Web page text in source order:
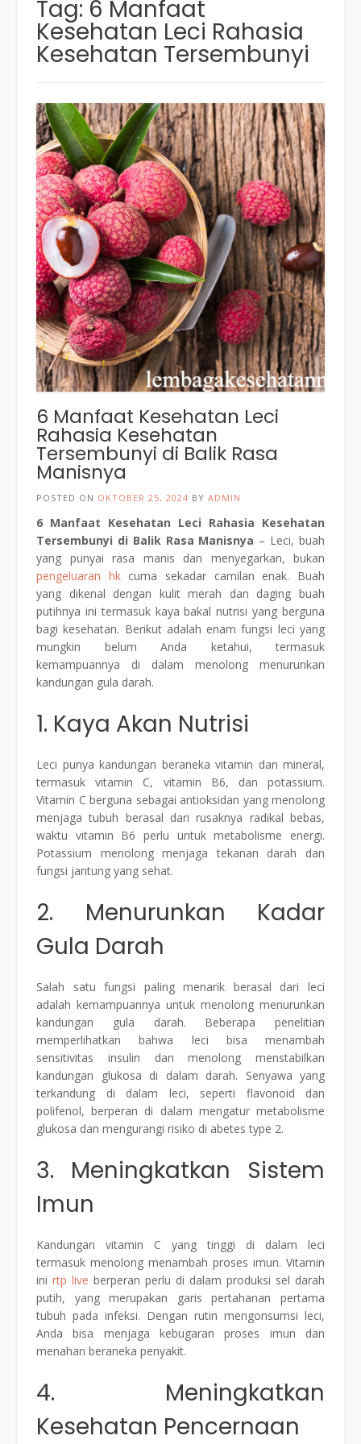
Tag: 6 Manfaat
Kesehatan Leci Rahasia
Kesehatan Tersembunyi
6 Manfaat Kesehatan Leci
Rahasia Kesehatan
Tersembunyi di Balik Rasa
Manisnya
POSTED ON OKTOBER 25, 2024 BY ADMIN
6 Manfaat Kesehatan Leci Rahasia Kesehatan
Tersembunyi di Balik Rasa Manisnya – Leci, buah
yang punyai rasa manis dan menyegarkan, bukan
pengeluaran hkcuma sekadar camilan enak. Buah
yang dikenal dengan kulit merah dan daging buah
putihnya ini termasuk kaya bakal nutrisi yang berguna
bagi kesehatan. Berikut adalah enam fungsi leci yang
mungkin belum Anda ketahui, termasuk
kemampuannya di dalam menolong menurunkan
kandungan gula darah.
1. Kaya Akan Nutrisi
Leci punya kandungan beraneka vitamin dan mineral,
termasuk vitamin C, vitamin B6, dan potassium.
Vitamin C berguna sebagai antioksidan yang menolong
menjaga tubuh berasal dari rusaknya radikal bebas,
waktu vitamin B6 perlu untuk metabolisme energi.
Potassium menolong menjaga tekanan darah dan
fungsi jantung yang sehat.
2. Menurunkan Kadar
Gula Darah
Salah satu fungsi paling menarik berasal dari leci
adalah kemampuannya untuk menolong menurunkan
kandungan gula darah. Beberapa penelitian
memperlihatkan bahwa leci bisa menambah
sensitivitas insulin dan menolong menstabilkan
kandungan glukosa di dalam darah. Senyawa yang
terkandung di dalam leci, seperti flavonoid dan
polifenol, berperan di dalam mengatur metabolisme
glukosa dan mengurangi risiko di abetes type 2.
3. Meningkatkan Sistem
Imun
Kandungan vitamin C yang tinggi di dalam leci
termasuk menolong menambah proses imun. Vitamin
ini rtp live berperan perlu di dalam produksi sel darah
putih, yang merupakan garis pertahanan pertama
tubuh pada infeksi. Dengan rutin mengonsumsi leci,
Anda bisa menjaga kebugaran proses imun dan
menahan beraneka penyakit.
4. Meningkatkan
Kesehatan Pencernaan